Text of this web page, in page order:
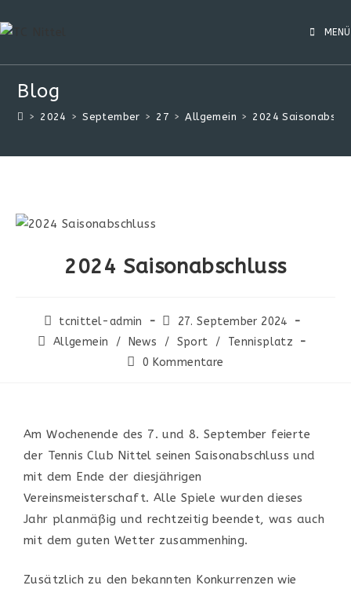
MENÜ
Blog
> 2024 > September > 27 > Allgemein > 2024
2024 Saisonabschluss
tcnittel-admin
27. September 2024
Allgemein
/ News / Sport /
Tennisplatz
0 Kommentare
Am Wochenende des 7. und 8. September feierte
der Tennis Club Nittel seinen Saisonabschlussund
mit dem Ende der diesjährigen
Vereinsmeisterschaft. Alle Spiele wurden dieses
Jahr planmäßig und rechtzeitig beendet, was auch
mit dem guten Wetter zusammenhing.
Zusätzlich zu den bekannten Konkurrenzen wie